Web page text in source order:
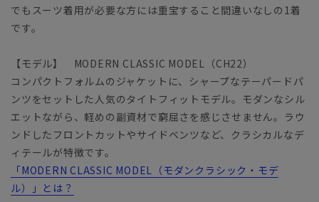
でもスーツ着用が必要な方には重宝すること間違いなしの1着
です。
【モデル】 MODERN CLASSIC MODEL（CH22）
コンパクトフォルムのジャケットに、シャープなテーパードパ
ンツをセットした人気のタイトフィットモデル。モダンなシル
エットながら、軽めの副資材で窮屈さを感じさせません。ラウ
ンドしたフロントカットやサイドベンツなど、クラシカルなデ
ィテールが特徴です。
「MODERN CLASSIC MODEL（モダンクラシック・モデ
ル）」とは？